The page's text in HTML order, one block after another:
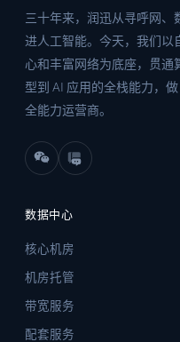
三十年来，润迅从寻呼网、
进人工智能。今天，我们以
心和丰富网络为底座，贯通
型到 AI 应用的全栈能力，
全能力运营商。
数据中心
核心机房
机房托管
带宽服务
配套服务